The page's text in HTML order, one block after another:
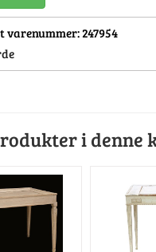
varenummer:247954
i denne